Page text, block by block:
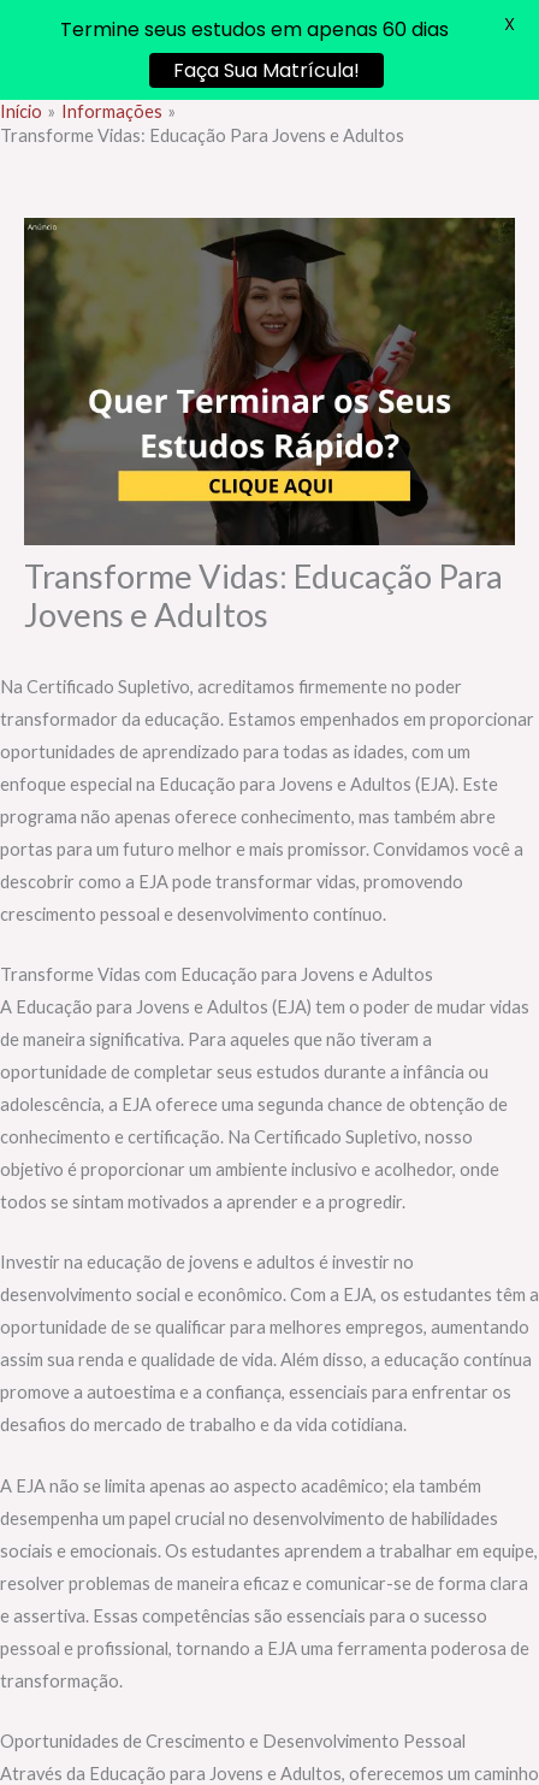
Ir
para
Início
Informações
Transforme Vidas: Educação Para Jovens e Adultos
Transforme Vidas: Educação Para
Jovens e Adultos
Na Certificado Supletivo, acreditamos firmemente no poder
transformador da educação. Estamos empenhados em proporcionar
oportunidades de aprendizado para todas as idades, com um
enfoque especial na Educação para Jovens e Adultos (EJA). Este
programa não apenas oferece conhecimento, mas também abre
portas para um futuro melhor e mais promissor. Convidamos você a
descobrir como a EJA pode transformar vidas, promovendo
crescimento pessoal e desenvolvimento contínuo.
Transforme Vidas com Educação para Jovens e Adultos
A Educação para Jovens e Adultos (EJA) tem o poder de mudar vidas
de maneira significativa. Para aqueles que não tiveram a
oportunidade de completar seus estudos durante a infância ou
adolescência, a EJA oferece uma segunda chance de obtenção de
conhecimento e certificação. Na Certificado Supletivo, nosso
objetivo é proporcionar um ambiente inclusivo e acolhedor, onde
todos se sintam motivados a aprender e a progredir.
Investir na educação de jovens e adultos é investir no
desenvolvimento social e econômico. Com a EJA, os estudantes têm a
oportunidade de se qualificar para melhores empregos, aumentando
assim sua renda e qualidade de vida. Além disso, a educação contínua
promove a autoestima e a confiança, essenciais para enfrentar os
desafios do mercado de trabalho e da vida cotidiana.
A EJA não se limita apenas ao aspecto acadêmico; ela também
desempenha um papel crucial no desenvolvimento de habilidades
sociais e emocionais. Os estudantes aprendem a trabalhar em equipe,
resolver problemas de maneira eficaz e comunicar-se de forma clara
e assertiva. Essas competências são essenciais para o sucesso
pessoal e profissional, tornando a EJA uma ferramenta poderosa de
transformação.
Oportunidades de Crescimento e Desenvolvimento Pessoal
Através da Educação para Jovens e Adultos, oferecemos um caminho
Termine seus estudos em apenas 60 dias
Faça Sua Matrícula!
X